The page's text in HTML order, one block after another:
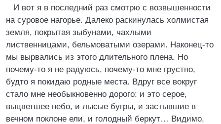
И вот я в последний раз смотрю с возвышенности
на суровое нагорье. Далеко раскинулась холмистая
земля, покрытая зыбунами, чахлыми
лиственницами, бельмоватыми озерами. Наконец-то
мы вырвались из этого длительного плена. Но
почему-то я не радуюсь, почему-то мне грустно,
будто я покидаю родные места. Вдруг все вокруг
стало мне необыкновенно дорого: и это серое,
выцветшее небо, и лысые бугры, и застывшие в
вечном поклоне ели, и голодный беркут… Видимо,